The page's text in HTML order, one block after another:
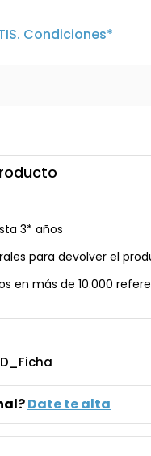
Condiciones*
3* años
para devolver el
en más de 10.000
D_Ficha
Date te alta